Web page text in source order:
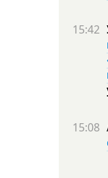
15:42
15:08